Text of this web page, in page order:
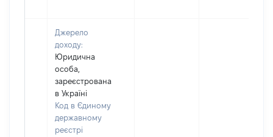
Джерело
доходу:
Юридична
особа,
зареєстрована
в Україні
Код в Єдиному
державному
реєстрі